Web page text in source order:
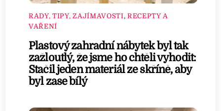
RADY, TIPY, ZAJÍMAVOSTI, RECEPTY A
VAŘENÍ
Plastový zahradní nábytek byl tak
zažloutlý, že jsme ho chtěli vyhodit:
Stačil jeden materiál ze skříně, aby
byl zase bílý